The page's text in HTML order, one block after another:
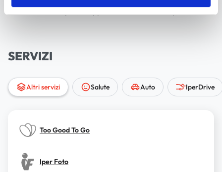
SERVIZI
Altri servizi Salute Auto IperDrive
Too Good To Go
Iper Foto